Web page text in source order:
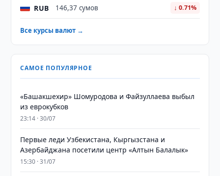
RUB 146,37 сумов ↓ 0.71%
Все курсы валют →
САМОЕ ПОПУЛЯРНОЕ
«Башакшехир» Шомуродова и Файзуллаева выбыл
из еврокубков
23:14 · 30/07
Первые леди Узбекистана, Кыргызстана и
Азербайджана посетили центр «Алтын Балалык»
15:30 · 31/07